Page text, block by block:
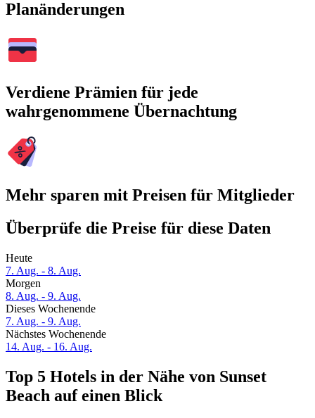
Planänderungen
Verdiene Prämien für jede
wahrgenommene Übernachtung
Mehr sparen mit Preisen für Mitglieder
Überprüfe die Preise für diese Daten
Heute
7. Aug. - 8. Aug.
Morgen
8. Aug. - 9. Aug.
Dieses Wochenende
7. Aug. - 9. Aug.
Nächstes Wochenende
14. Aug. - 16. Aug.
Top 5 Hotels in der Nähe von Sunset
Beach auf einen Blick